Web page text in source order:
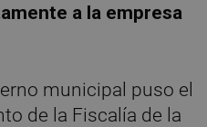
a la empresa
municipal puso el
de la Fiscalía de la